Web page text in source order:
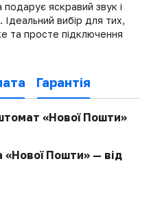
яскравий звук і
вибір для тих,
та просте підключення
Гарантія
«Нової Пошти»
Пошти» — від